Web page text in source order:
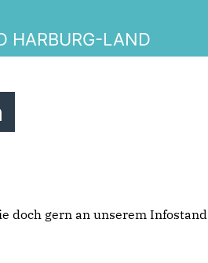
HARBURG-LAND
doch gern an unserem Infostand